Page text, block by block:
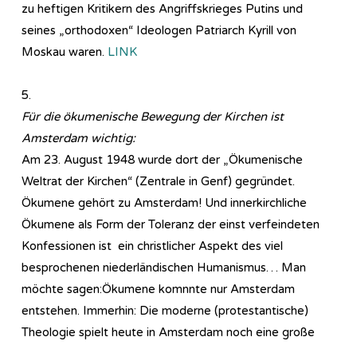
zu heftigen Kritikern des Angriffskrieges Putins und
seines „orthodoxen“ Ideologen Patriarch Kyrill von
Moskau waren. LINK
5.
Für die ökumenische Bewegung der Kirchen ist
Amsterdam wichtig:
Am 23. August 1948 wurde dort der „Ökumenische
Weltrat der Kirchen“ (Zentrale in Genf) gegründet.
Ökumene gehört zu Amsterdam! Und innerkirchliche
Ökumene als Form der Toleranz der einst verfeindeten
Konfessionen ist ein christlicher Aspekt des viel
besprochenen niederländischen Humanismus… Man
möchte sagen:Ökumene komnnte nur Amsterdam
entstehen. Immerhin: Die moderne (protestantische)
Theologie spielt heute in Amsterdam noch eine große